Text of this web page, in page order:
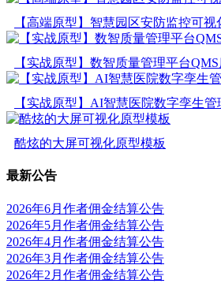
【高端原型】智慧园区安防监控可
【实战原型】数智质量管理平台
【实战原型】AI智慧医院数字孪生管
酷炫的大屏可视化原型模板
最新公告
2026年6月作者佣金结算公告
2026年5月作者佣金结算公告
2026年4月作者佣金结算公告
2026年3月作者佣金结算公告
2026年2月作者佣金结算公告